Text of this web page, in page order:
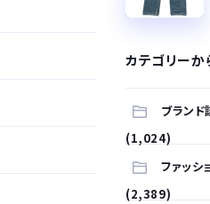
カテゴリーか
ブランド
(1,024)
ファッシ
(2,389)